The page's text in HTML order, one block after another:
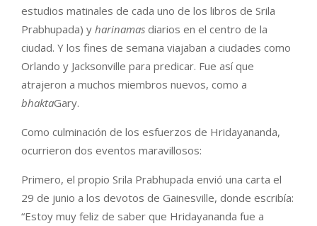
estudios matinales de cada uno de los libros de Srila
Prabhupada) y harinamas diarios en el centro de la
ciudad. Y los fines de semana viajaban a ciudades como
Orlando y Jacksonville para predicar. Fue así que
atrajeron a muchos miembros nuevos, como a
bhaktaGary.
Como culminación de los esfuerzos de Hridayananda,
ocurrieron dos eventos maravillosos:
Primero, el propio Srila Prabhupada envió una carta el
29 de junio a los devotos de Gainesville, donde escribía:
“Estoy muy feliz de saber que Hridayananda fue a